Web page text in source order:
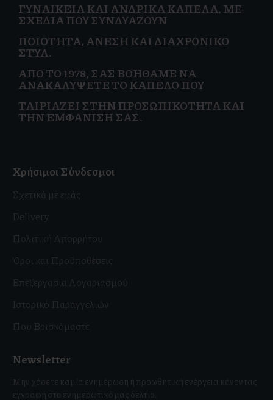
ΓΥΝΑΙΚΕΊΑΚΑΙΑΝΔΡΙΚΆ ΚΑΠΈΛΑ, ΜΕ
ΣΧΈΔΙΑ ΠΟΥ ΣΥΝΔΥΆΖΟΥΝ
ΠΟΙΌΤΗΤΑ, ΆΝΕΣΗ ΚΑΙΔΙΑΧΡΟΝΙΚΌ
ΣΤΥΛ.
ΑΠΌ ΤΟ 1978, ΣΑΣ ΒΟΗΘΆΜΕ ΝΑ
ΑΝΑΚΑΛΎΨΕΤΕ ΤΟ ΚΑΠΈΛΟ ΠΟΥ
ΤΑΙΡΙΆΖΕΙ ΣΤΗΝΠΡΟΣΩΠΙΚΌΤΗΤΑ ΚΑΙ
ΤΗΝ ΕΜΦΆΝΙΣΗ ΣΑΣ.
Χρήσιμοι Σύνδεσμοι
Σχετικά με εμάς
Delivery
Πολιτική Απορρήτου
Όροι και Προϋποθέσεις
Επεξεργασία Λογαριασμού
Ιστορικό Παραγγελιών
Που Βρισκόμαστε
Newsletter
Μην χάσετε καμία ενημέρωση ή προωθητική ενέργεια κάνοντας
εγγραφή στο ενημερωτικό μας δελτίο.